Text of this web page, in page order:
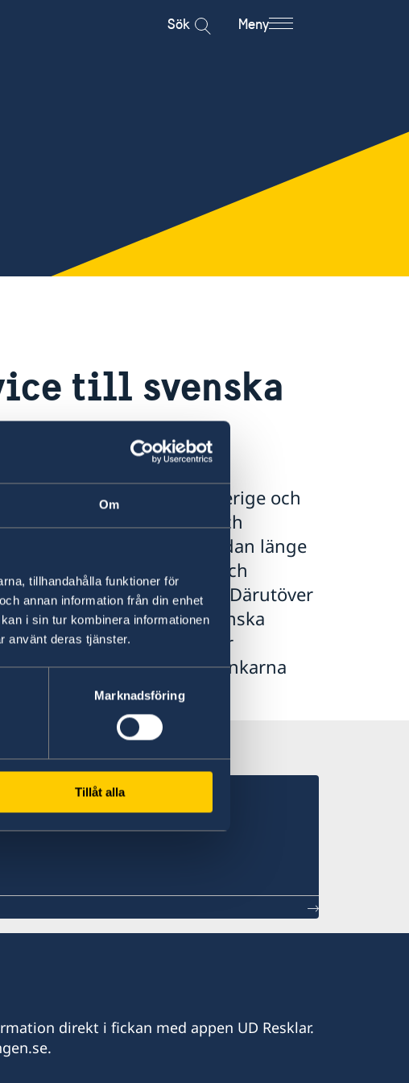
Om
tillhandahålla funktioner för
annan information från din enhet
i sin tur kombinera informationen
använt deras tjänster.
Marknadsföring
Tillåt alla
Sök Meny
till svenska
mellan Sverige och
både investeringar och
svenska företag finns sedan länge
ABB, Scania, TetraPak och
i Jordanien 2014. Därutöver
på den jordanska
däribland Volvo. Hitta mer
handelsförbindelser via länkarna
direkt i fickan med appen UD Resklar.